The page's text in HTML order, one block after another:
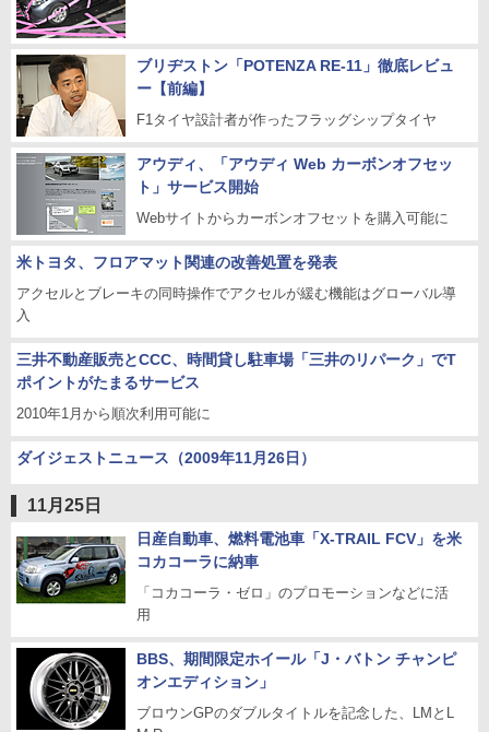
ブリヂストン「POTENZA RE-11」徹底レビュ
ー【前編】
F1タイヤ設計者が作ったフラッグシップタイヤ
アウディ、「アウディ Web カーボンオフセッ
ト」サービス開始
Webサイトからカーボンオフセットを購入可能に
米トヨタ、フロアマット関連の改善処置を発表
アクセルとブレーキの同時操作でアクセルが緩む機能はグローバル導
入
三井不動産販売とCCC、時間貸し駐車場「三井のリパーク」でT
ポイントがたまるサービス
2010年1月から順次利用可能に
ダイジェストニュース（2009年11月26日）
11月25日
日産自動車、燃料電池車「X-TRAIL FCV」を米
コカコーラに納車
「コカコーラ・ゼロ」のプロモーションなどに活
用
BBS、期間限定ホイール「J・バトン チャンピ
オンエディション」
ブロウンGPのダブルタイトルを記念した、LMとL